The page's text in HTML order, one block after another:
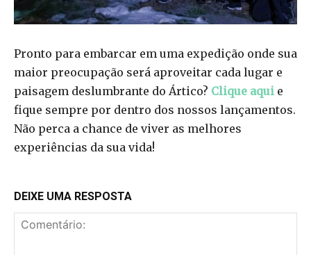
Pronto para embarcar em uma expedição onde sua
maior preocupação será aproveitar cada lugar e
paisagem deslumbrante do Ártico? Clique aqui e
fique sempre por dentro dos nossos lançamentos.
Não perca a chance de viver as melhores
experiências da sua vida!
DEIXE UMA RESPOSTA